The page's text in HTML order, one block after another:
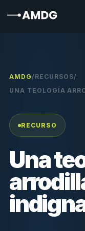
AMDG/RECURSOS/
UNA TEOLOGÍA
RECURSO
Una